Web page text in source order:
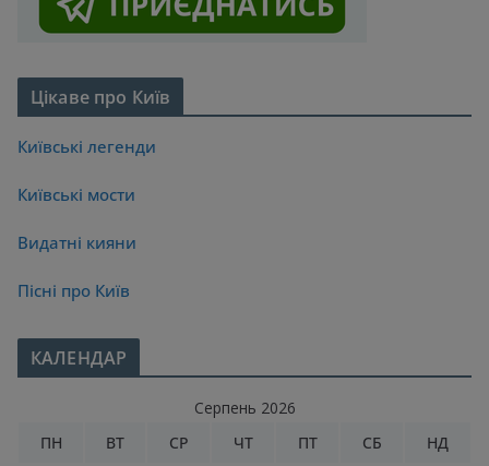
Цікаве про Київ
Київські легенди
Київські мости
Видатні кияни
Пісні про Київ
КАЛЕНДАР
Серпень 2026
ПН
ВТ СР ЧТ ПТ СБ НД